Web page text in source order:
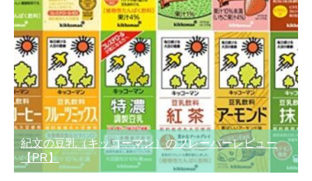
紀文の豆乳（キッコーマン）のフレーバーレビュー
【PR】